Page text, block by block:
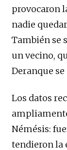
provocaron
nadie
También se
un vecino,
Deranque
Los datos
Némésis:
tendieron la